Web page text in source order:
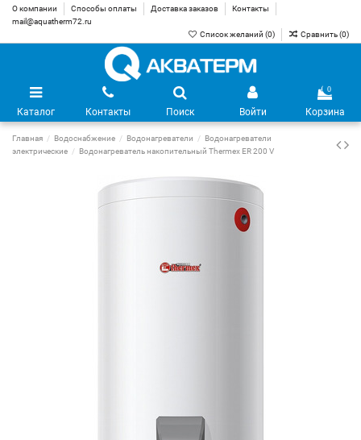
О компании Способы оплаты Доставка заказов
Контакты
mail@aquatherm72.ru
Список желаний (0) Сравнить (0)
Каталог Контакты Поиск Войти
0
Корзина
Главная Водоснабжение Водонагреватели
Водонагреватели
электрические
Водонагреватель накопительный Thermex ER 200 V